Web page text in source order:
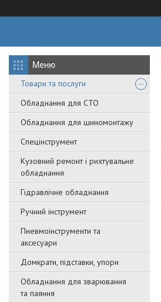
Товари та послуги
Обладнання для СТО
Обладнання для шиномонтажу
Спецінструмент
Кузовний ремонт і рихтувальне
обладнання
Гідравлічне обладнання
Ручний інструмент
Пневмоінструменти та
аксесуари
Домкрати, підставки, упори
Обладнання для зварювання
та паяння